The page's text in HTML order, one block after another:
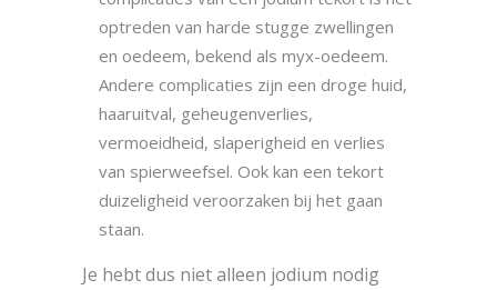
optreden van harde stugge zwellingen
en oedeem, bekend als myx-oedeem.
Andere complicaties zijn een droge huid,
haaruitval, geheugenverlies,
vermoeidheid, slaperigheid en verlies
van spierweefsel. Ook kan een tekort
duizeligheid veroorzaken bij het gaan
staan.
Je hebt dus niet alleen jodium nodig